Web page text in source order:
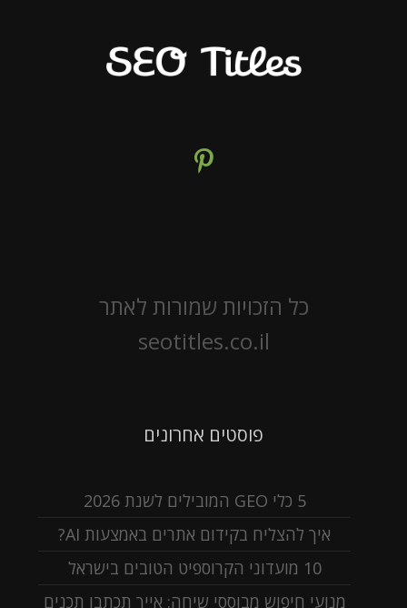
כל הזכויות שמורות לאתר
seotitles.co.il
פוסטים אחרונים
5 כלי GEO המובילים לשנת 2026
איך להצליח בקידום אתרים באמצעות AI?
10 מועדוני הקרוספיט הטובים בישראל
מנועי חיפוש מבוססי שיחה: אייך תכתבו תכנים